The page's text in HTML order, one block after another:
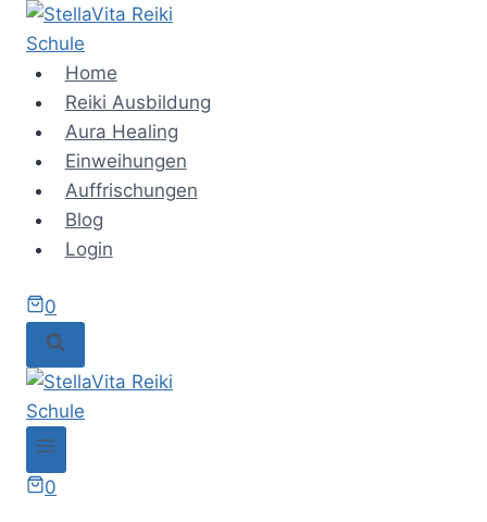
Zum
Inhalt
springenHome
Reiki Ausbildung
Aura Healing
Einweihungen
Auffrischungen
Blog
Login
0
0